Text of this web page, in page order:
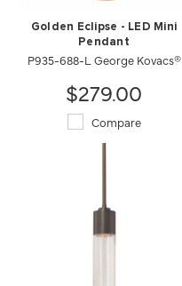
Golden Eclipse - LED Mini
Pendant
P935-688-L George Kovacs®
$279.00
Compare